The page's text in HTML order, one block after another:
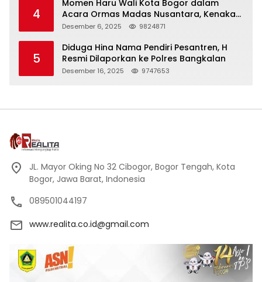
4
Momen Haru Wali Kota Bogor dalam
Acara Ormas Madas Nusantara, Kenakan
Peci Hitam Tinggi sebagai Simbol
Desember 6, 2025 9824871
5
Diduga Hina Nama Pendiri Pesantren, H
Resmi Dilaporkan ke Polres Bangkalan
Desember 16, 2025 9747653
JL. Mayor Oking No 32 Cibogor, Bogor Tengah, Kota
Bogor, Jawa Barat, Indonesia
089501044197
www.realita.co.id@gmail.com